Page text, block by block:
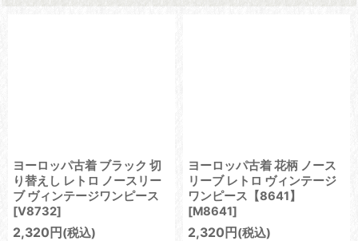
ヨーロッパ古着 ブラック 切
り替えし レトロ ノースリー
ブ ヴィンテージワンピース
[V8732]
2,320 円 (税込)
ヨーロッパ古着 花柄 ノース
リーブ レトロ ヴィンテージ
ワンピース【8641】
[M8641]
2,320 円 (税込)